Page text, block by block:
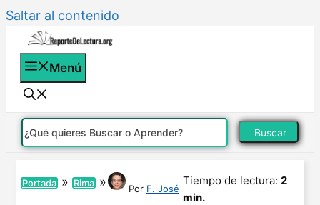
Saltar al contenido
Menú
Buscar
Portada » Rima » Por F. José
Tiempo de lectura: 2
min.